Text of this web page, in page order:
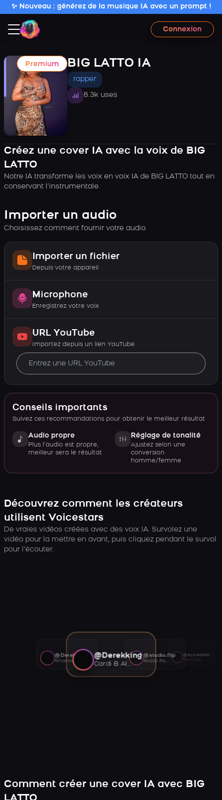
✨ Nouveau : générez de la musique IA avec un prompt !
Connexion
Premium BIG LATTO IA
rapper
8.3k uses
Créez une cover IA avec la voix de BIG
LATTO
Notre IA transforme les voix en voix IA de BIG LATTO tout en
conservant l’instrumentale.
Importer un audio
Choisissez comment fournir votre audio
Importer un fichier
Depuis votre appareil
Microphone
Enregistrez votre voix
URL YouTube
Importez depuis un lien YouTube
Conseils importants
Suivez ces recommandations pour obtenir le meilleur résultat
Audio propre
Plus l’audio est propre,
meilleur sera le résultat
Réglage de tonalité
Ajustez selon une
conversion
homme/femme
Découvrez comment les créateurs
utilisent Voicestars
De vraies vidéos créées avec des voix IA. Survolez une
vidéo pour la mettre en avant, puis cliquez pendant le survol
pour l’écouter.
@Derekking
Cardi B AI voice
@studio.flip
Roddy Ricch AI voice
@Ayywalker
@Derekking
Rihanna AI voice
Comment créer une cover IA avec BIG